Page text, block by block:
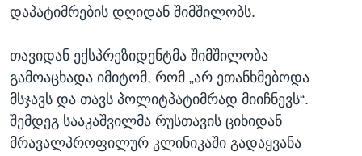
დაპატიმრების დღიდან შიმშილობს.
თავიდან ექსპრეზიდენტმა შიმშილობა
გამოაცხადა იმიტომ, რომ „არ ეთანხმებოდა
მსჯავს და თავს პოლიტპატიმრად მიიჩნევს“.
შემდეგ სააკაშვილმა რუსთავის ციხიდან
მრავალპროფილურ კლინიკაში გადაყვანა